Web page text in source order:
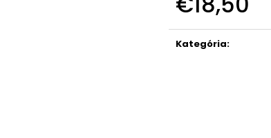
cena:
Kategória:
€18,50